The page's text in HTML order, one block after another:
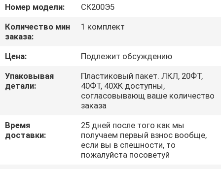
СВЯЖИТЕСЬ
МЫ
СПРОСИТЕ
ЦИТАТУ
КАРТА
САЙТА
Номер модели:
СК200Э5
Количество мин
заказа:
1 комплект
Цена:
Подлежит обсуждению
Упаковывая
детали:
Пластиковый пакет. ЛКЛ, 20ФТ,
40ФТ, 40ХК доступны,
согласовывающ ваше количество
заказа
Время
доставки:
25 дней после того как мы
получаем первый взнос вообще,
если вы в спешности, то
пожалуйста посоветуй